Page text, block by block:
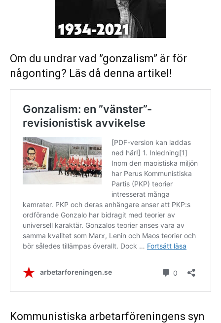
Om du undrar vad ”gonzalism” är för
någonting? Läs då denna artikel!
Kommunistiska arbetarföreningens syn